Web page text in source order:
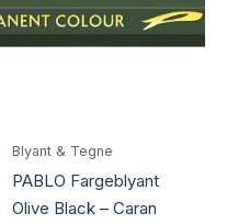
Blyant & Tegne
PABLO Fargeblyant
Olive Black – Caran